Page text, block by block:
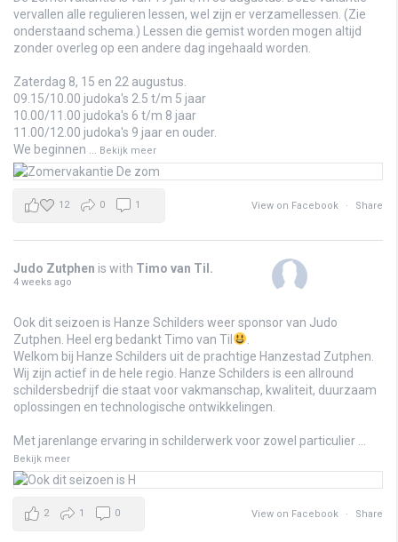
vervallen alle regulieren lessen, wel zijn er verzamellessen. (Zie
onderstaand schema.) Lessen die gemist worden mogen altijd
zonder overleg op een andere dag ingehaald worden.
Zaterdag 8, 15 en 22 augustus.
09.15/10.00 judoka's 2.5 t/m 5 jaar
10.00/11.00 judoka's 6 t/m 8 jaar
11.00/12.00 judoka's 9 jaar en ouder.
We beginnen
Bekijk meer
View on Facebook · Share
12 0 1
Judo Zutphen is with Timo van Til .
4 weeks ago
Ook dit seizoen is Hanze Schilders weer sponsor van Judo
Zutphen. Heel erg bedankt Timo van Til
Welkom bij Hanze Schilders uit de prachtige Hanzestad Zutphen.
Wij zijn actief in de hele regio. Hanze Schilders is een allround
schildersbedrijf die staat voor vakmanschap, kwaliteit, duurzaam
oplossingen en technologische ontwikkelingen.
Met jarenlange ervaring in schilderwerk voor zowel particulier
Bekijk meer
View on Facebook · Share
2 1 0